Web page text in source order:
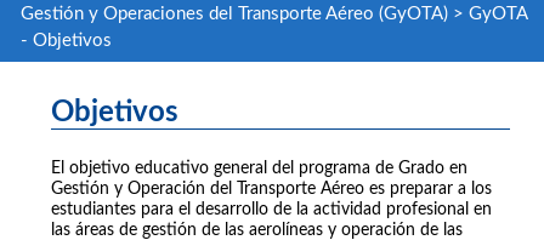
Gestión y Operaciones del Transporte Aéreo (GyOTA)> GyOTA
- Objetivos
Objetivos
El objetivo educativo general del programa de Grado en
Gestión y Operación del Transporte Aéreo es preparar a los
estudiantes para el desarrollo de la actividad profesional en
las áreas de gestión de las aerolíneas y operación de las